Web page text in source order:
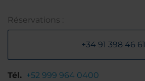
Réservations :
+34 91 398 46 61
Tél. +52 999 964 0400